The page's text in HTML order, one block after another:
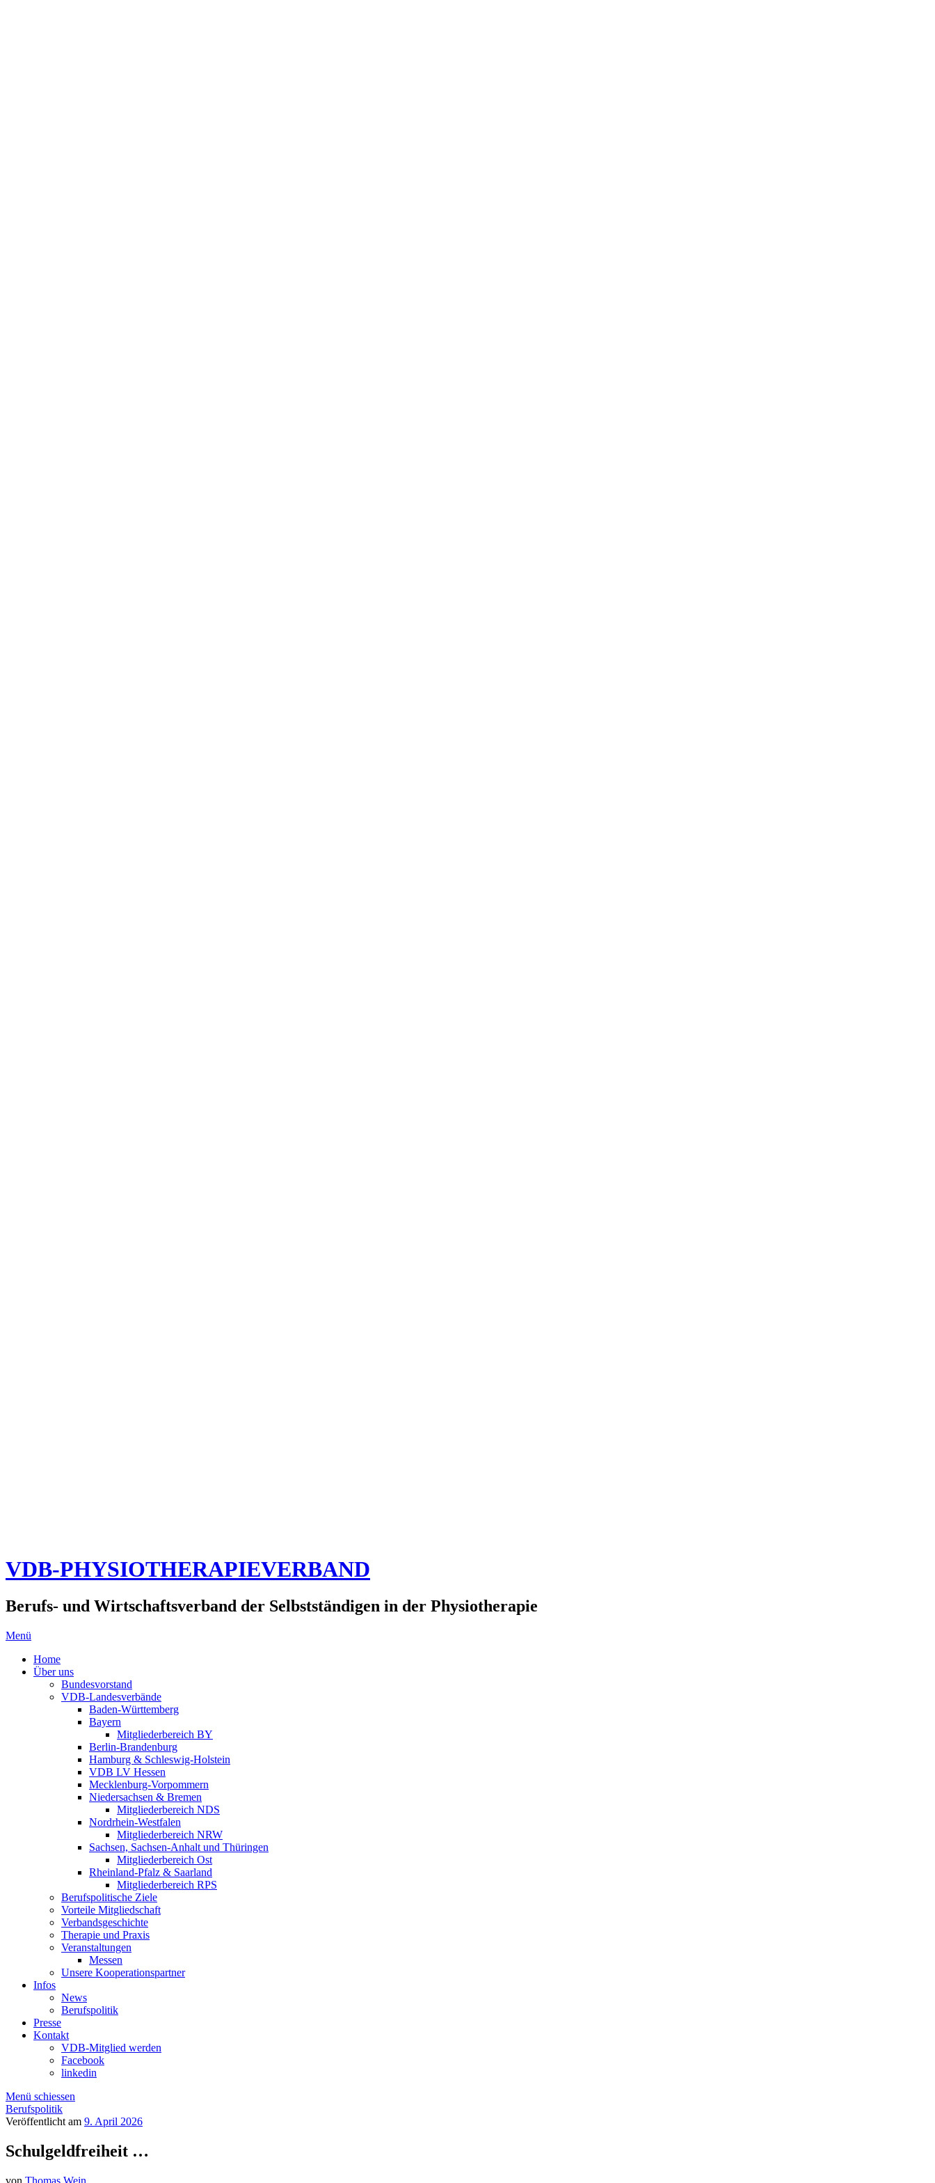
VDB-PHYSIOTHERAPIEVERBAND
Berufs- und Wirtschaftsverband der Selbstständigen in der Physiotherapie
Menü
Home
Über uns
Bundesvorstand
VDB-Landesverbände
Baden-Württemberg
Bayern
Mitgliederbereich BY
Berlin-Brandenburg
Hamburg & Schleswig-Holstein
VDB LV Hessen
Mecklenburg-Vorpommern
Niedersachsen & Bremen
Mitgliederbereich NDS
Nordrhein-Westfalen
Mitgliederbereich NRW
Sachsen, Sachsen-Anhalt und Thüringen
Mitgliederbereich Ost
Rheinland-Pfalz & Saarland
Mitgliederbereich RPS
Berufspolitische Ziele
Vorteile Mitgliedschaft
Verbandsgeschichte
Therapie und Praxis
Veranstaltungen
Messen
Unsere Kooperationspartner
Infos
News
Berufspolitik
Presse
Kontakt
VDB-Mitglied werden
Facebook
linkedin
Menü schiessen
Berufspolitik
Veröffentlicht am 9. April 2026
Schulgeldfreiheit …
von Thomas Wein